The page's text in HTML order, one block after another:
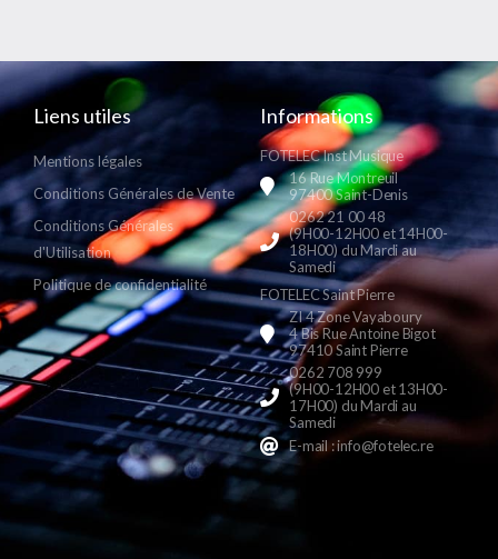
Liens utiles
Mentions légales
Conditions Générales de Vente
Conditions Générales
d'Utilisation
Politique de confidentialité
Informations
FOTELEC Inst Musique
16 Rue Montreuil
97400 Saint-Denis
0262 21 00 48
(9H00-12H00 et 14H00-
18H00) du Mardi au
Samedi
FOTELEC Saint Pierre
ZI 4 Zone Vayaboury
4 Bis Rue Antoine Bigot
97410 Saint Pierre
0262 708 999
(9H00-12H00 et 13H00-
17H00) du Mardi au
Samedi
E-mail : info@fotelec.re